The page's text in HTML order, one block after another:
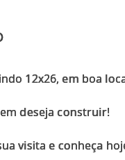
12x26, em boa
deseja construir!
visita e conheça